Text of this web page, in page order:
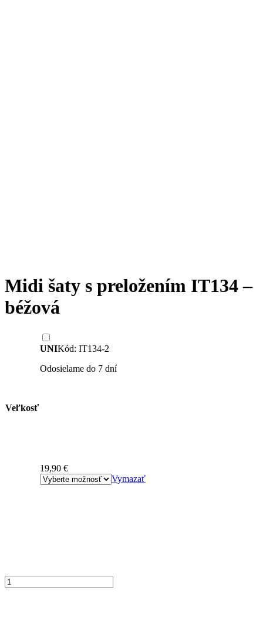
Midi šaty s preložením IT134 –
béžová
Veľkosť
UNIKód: IT134-2
Odosielame do 7 dní
19,90 €
Vymazať
množstvo
Midi